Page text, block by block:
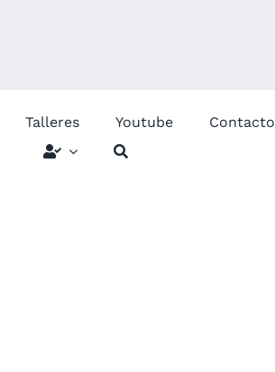
Talleres Youtube Contacto